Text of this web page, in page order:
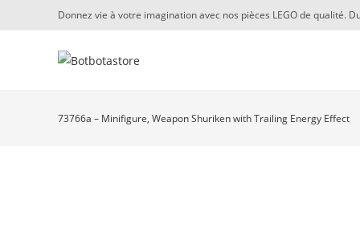
Donnez vie à votre imagination avec nos pièces LEGO de qualité.
73766a – Minifigure, Weapon Shuriken with Trailing Energy Effect